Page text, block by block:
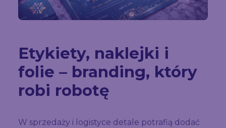
Etykiety, naklejki i
folie – branding, który
robi robotę
W sprzedaży i logistyce detale potrafią dodać